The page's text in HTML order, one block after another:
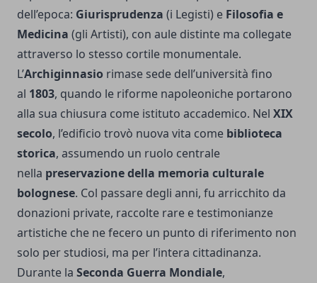
dell’epoca: Giurisprudenza (i Legisti) e Filosofia e
Medicina (gli Artisti), con aule distinte ma collegate
attraverso lo stesso cortile monumentale.
L’Archiginnasio rimase sede dell’università fino
al 1803, quando le riforme napoleoniche portarono
alla sua chiusura come istituto accademico. Nel XIX
secolo, l’edificio trovò nuova vita come biblioteca
storica, assumendo un ruolo centrale
nella preservazione della memoria culturale
bolognese. Col passare degli anni, fu arricchito da
donazioni private, raccolte rare e testimonianze
artistiche che ne fecero un punto di riferimento non
solo per studiosi, ma per l’intera cittadinanza.
Durante la Seconda Guerra Mondiale,